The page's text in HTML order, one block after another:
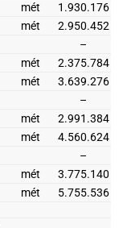
mét
1.930.176
mét
2.950.452
–
mét
2.375.784
mét
3.639.276
–
mét
2.991.384
mét
4.560.624
–
mét
3.775.140
mét 5.755.536